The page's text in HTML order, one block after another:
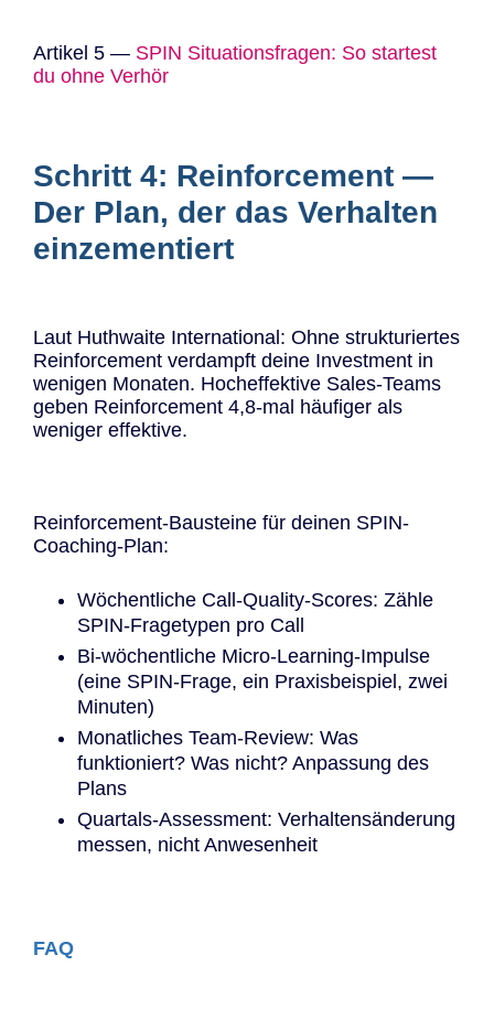
Artikel 5 — SPIN Situationsfragen: So startest
du ohne Verhör
Schritt 4: Reinforcement —
Der Plan, der das Verhalten
einzementiert
Laut Huthwaite International: Ohne strukturiertes
Reinforcement verdampft deine Investment in
wenigen Monaten. Hocheffektive Sales-Teams
geben Reinforcement 4,8-mal häufiger als
weniger effektive.
Reinforcement-Bausteine für deinen SPIN-
Coaching-Plan:
Wöchentliche Call-Quality-Scores: Zähle
SPIN-Fragetypen pro Call
Bi-wöchentliche Micro-Learning-Impulse
(eine SPIN-Frage, ein Praxisbeispiel, zwei
Minuten)
Monatliches Team-Review: Was
funktioniert? Was nicht? Anpassung des
Plans
Quartals-Assessment: Verhaltensänderung
messen, nicht Anwesenheit
FAQ